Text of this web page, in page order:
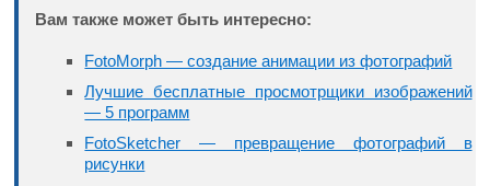
Вам также может быть интересно:
FotoMorph — создание анимации из фотографий
Лучшие бесплатные просмотрщики изображений
— 5 программ
FotoSketcher — превращение фотографий в
рисунки